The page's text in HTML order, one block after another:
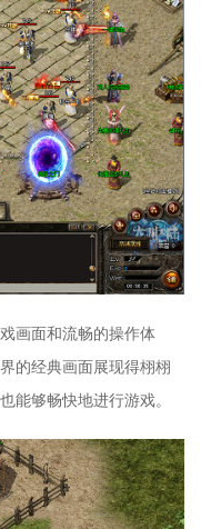
画面和流畅的操作体
的经典画面展现得栩栩
能够畅快地进行游戏。